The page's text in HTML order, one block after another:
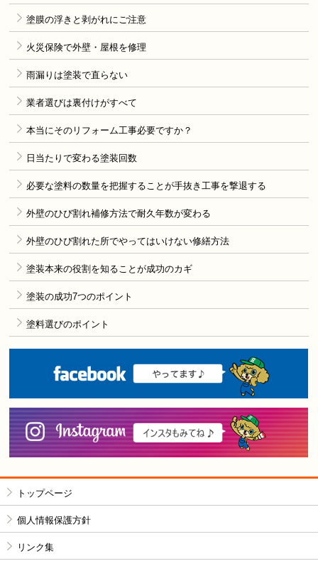
塗膜の浮きと剥がれにご注意
火災保険で外壁・屋根を修理
雨漏りは塗装で直らない
業者選びは裏付けがすべて
本当にそのリフォーム工事必要ですか？
日当たりで変わる塗装回数
必要な塗料の数量を把握することが手抜き工事を撃退する
外壁のひび割れ補修方法で耐久年数が変わる
外壁のひび割れた所でやってはいけない修繕方法
塗装本来の役割を知ることが成功のカギ
塗装の成功7つのポイント
塗料選びのポイント
トップページ
個人情報保護方針
リンク集